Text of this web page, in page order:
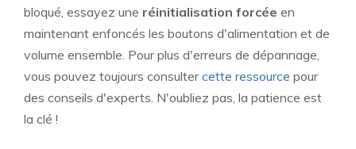
bloqué, essayez une réinitialisation forcée en
maintenant enfoncés les boutons d'alimentation et de
volume ensemble. Pour plus d'erreurs de dépannage,
vous pouvez toujours consultercette ressource pour
des conseils d'experts. N'oubliez pas, la patience est
la clé !